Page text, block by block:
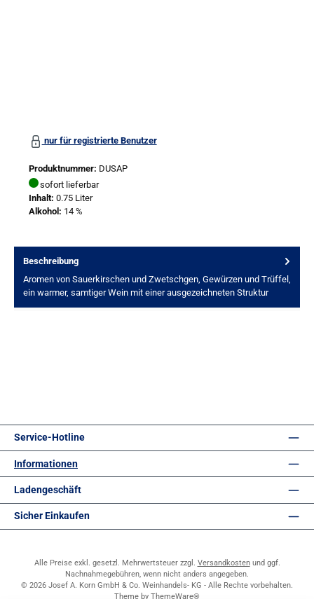
nur für registrierte Benutzer
Produktnummer: DUSAP
sofort lieferbar
Inhalt: 0.75 Liter
Alkohol: 14 %
Beschreibung
Aromen von Sauerkirschen und Zwetschgen, Gewürzen und Trüffel,
ein warmer, samtiger Wein mit einer ausgezeichneten Struktur
Service-Hotline
Informationen
Ladengeschäft
Sicher Einkaufen
Alle Preise exkl. gesetzl. Mehrwertsteuer zzgl. Versandkostenund ggf.
Nachnahmegebühren, wenn nicht anders angegeben.
© 2026 Josef A. Korn GmbH & Co. Weinhandels- KG - Alle Rechte vorbehalten.
Theme by ThemeWare®